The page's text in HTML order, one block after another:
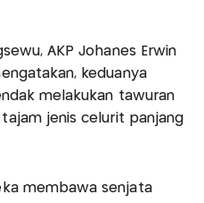
AKP Johanes Erwin
keduanya
melakukan tawuran
jenis celurit panjang
membawa senjata